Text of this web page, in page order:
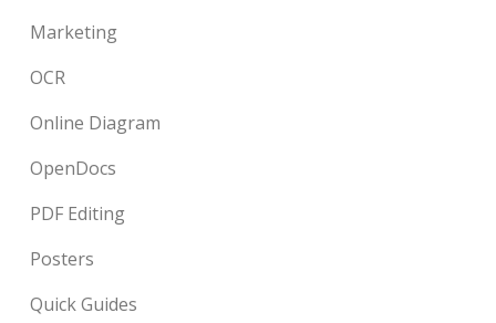
Marketing
OCR
Online Diagram
OpenDocs
PDF Editing
Posters
Quick Guides